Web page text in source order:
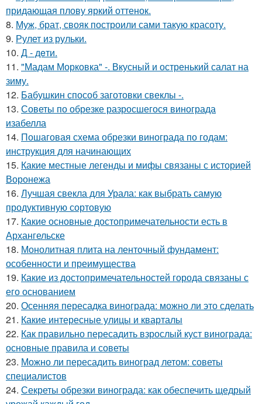
придающая плову яркий оттенок.
8. Муж, брат, свояк построили сами такую красоту.
9. Рулет из рульки.
10. Д - дeти.
11. "Мадам Морковка" -. Вкусный и остренький салат на
зиму.
12. Бабушкин способ заготовки свеклы -.
13. Советы по обрезке разросшегося винограда
изабелла
14. Пошаговая схема обрезки винограда по годам:
инструкция для начинающих
15. Какие местные легенды и мифы связаны с историей
Воронежа
16. Лучшая свекла для Урала: как выбрать самую
продуктивную сортовую
17. Какие основные достопримечательности есть в
Архангельске
18. Монолитная плита на ленточный фундамент:
особенности и преимущества
19. Какие из достопримечательностей города связаны с
его основанием
20. Осенняя пересадка винограда: можно ли это сделать
21. Какие интересные улицы и кварталы
22. Как правильно пересадить взрослый куст винограда:
основные правила и советы
23. Можно ли пересадить виноград летом: советы
специалистов
24. Секреты обрезки винограда: как обеспечить щедрый